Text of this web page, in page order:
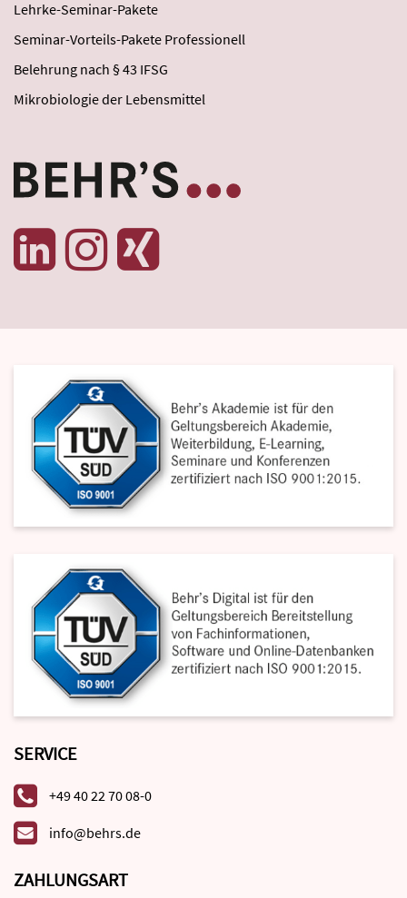
Lehrke-Seminar-Pakete
Seminar-Vorteils-Pakete Professionell
Belehrung nach § 43 IFSG
Mikrobiologie der Lebensmittel
SERVICE
+49 40 22 70 08-0
info@behrs.de
ZAHLUNGSART